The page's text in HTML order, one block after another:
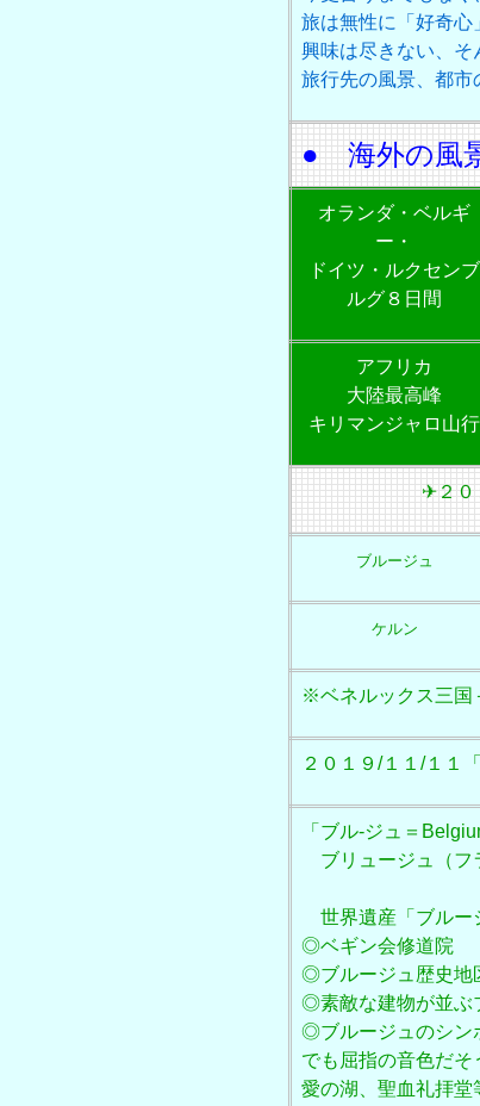
旅は無性に「好奇心
興味は尽きない、そ
旅行先の風景、都
● 海外の風
オランダ・ベルギ
ー・
ドイツ・ルクセンブ
ルグ８日間
アフリカ
大陸最高峰
キリマンジャロ山行
✈２０
ブルージュ
ケルン
※ベネルックス三国
２０１９/１１/１１
「ブル‐ジュ＝
ブリュージュ（フ
世界遺産 「ブル
◎ベギン会修道院
◎ブルージュ歴史地
◎素敵な建物が並ぶ
◎ブルージュのシン
でも屈指の音色だそ
愛の湖、聖血礼拝堂